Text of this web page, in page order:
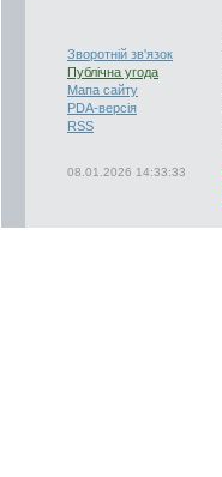
Зворотній зв'язок
Публічна угода
Мапа сайту
PDA-версія
RSS
08.01.2026 14:33:33